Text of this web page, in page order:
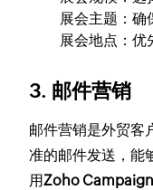
展会主题：确
展会地点：优
3. 邮件营销
邮件营销是外贸客
准的邮件发送，能
用Zoho